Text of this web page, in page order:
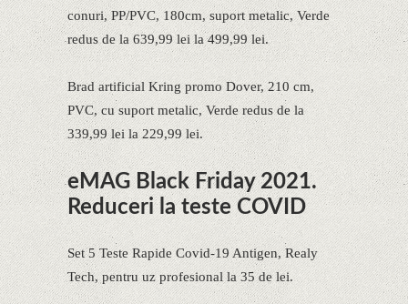
conuri, PP/PVC, 180cm, suport metalic, Verde
redus de la 639,99 lei la 499,99 lei.
Brad artificial Kring promo Dover, 210 cm,
PVC, cu suport metalic, Verde redus de la
339,99 lei la 229,99 lei.
eMAG Black Friday 2021.
Reduceri la teste COVID
Set 5 Teste Rapide Covid-19 Antigen, Realy
Tech, pentru uz profesional la 35 de lei.